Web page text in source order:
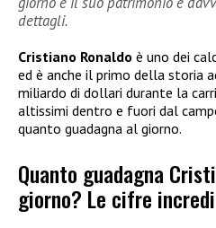
dettagli.
Cristiano Ronaldo è uno dei
ed è anche il primo della storia
miliardo di dollari durante la
altissimi dentro e fuori dal
quanto guadagna al giorno.
Quanto guadagna
giorno? Le cifre